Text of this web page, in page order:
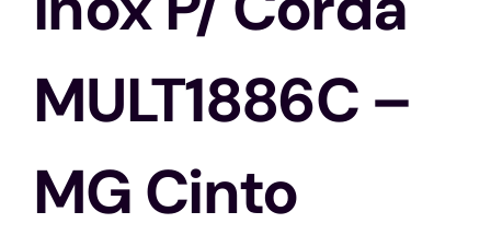
Luvas
Altura
Óculos
MULT1886C –
MG Cinto